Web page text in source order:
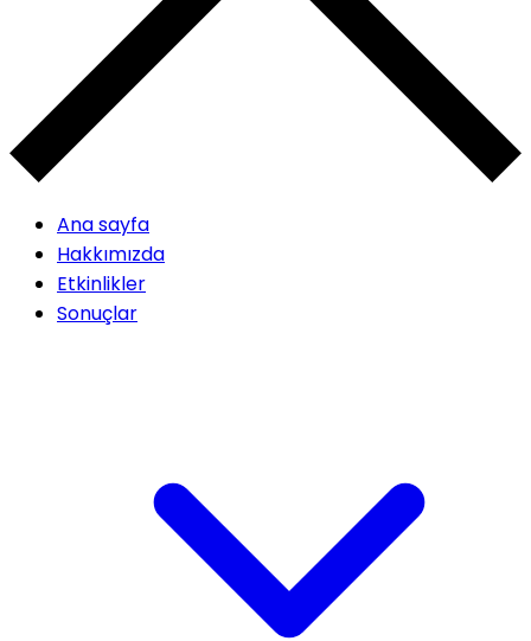
Ana sayfa
Hakkımızda
Etkinlikler
Sonuçlar